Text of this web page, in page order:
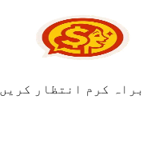
براہ کرم انتظار کریں